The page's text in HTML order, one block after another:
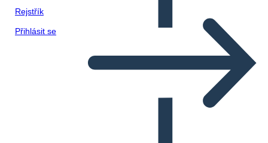
Rejstřík
Přihlásit se